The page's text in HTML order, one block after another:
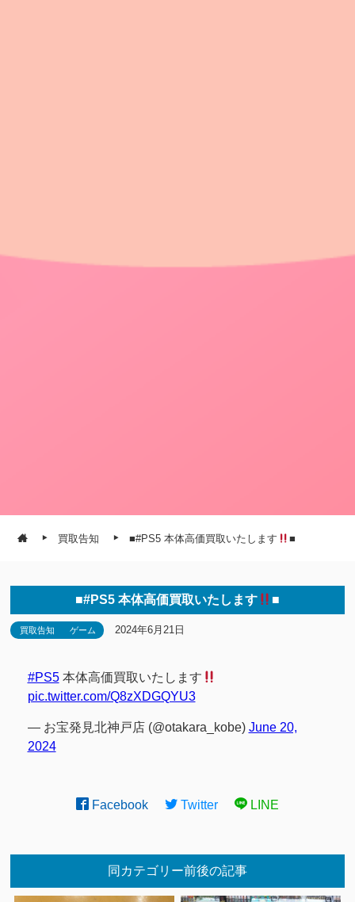
買取告知 ■#PS5 本体高価買取いたします ■
■#PS5 本体高価買取いたします ■
買取告知 ゲーム 2024年6月21日
#PS5本体高価買取いたします
pic.twitter.com/Q8zXDGQYU3
— お宝発見北神戸店 (@otakara_kobe) June 20,
2024
Facebook Twitter LINE
同カテゴリー前後の記事